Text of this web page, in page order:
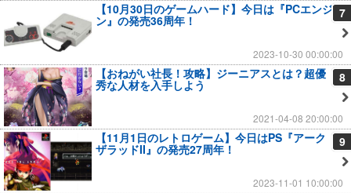
7
【10月30日のゲームハード】今日は『PCエンジ
ン』の発売36周年！
2023-10-30 00:00:00
8
【おねがい社長！攻略】ジーニアスとは？超優
秀な人材を入手しよう
2021-04-08 20:00:00
9
【11月1日のレトロゲーム】今日はPS『アーク
ザラッドII』の発売27周年！
2023-11-01 10:00:00